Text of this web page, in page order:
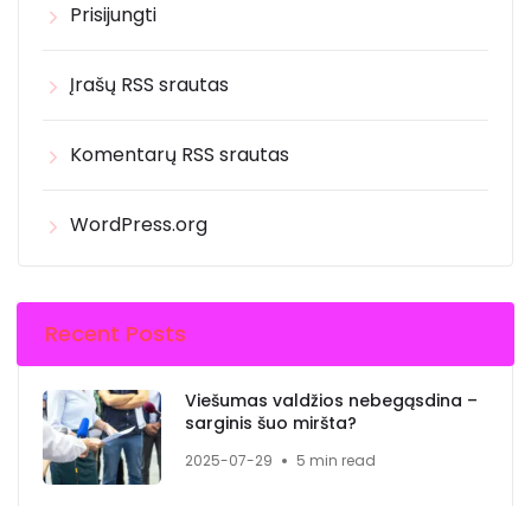
Prisijungti
Įrašų RSS srautas
Komentarų RSS srautas
WordPress.org
Recent Posts
Viešumas valdžios nebegąsdina –
sarginis šuo miršta?
2025-07-29 5 min read